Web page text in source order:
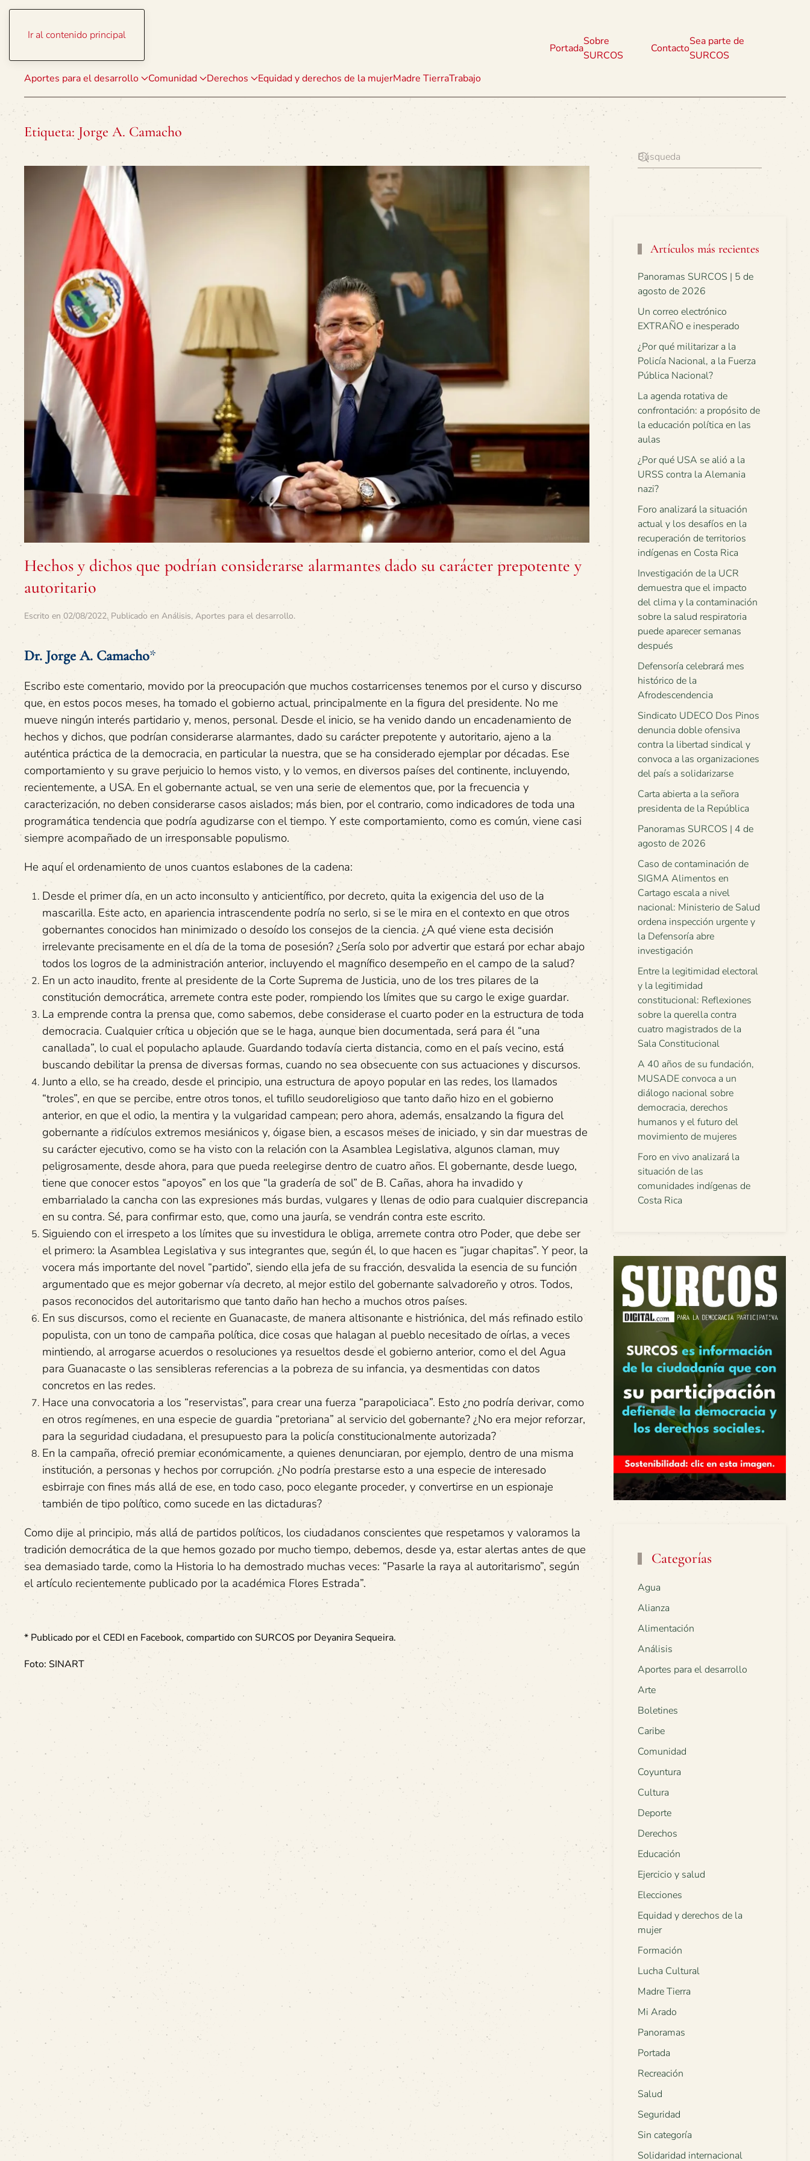
Ir al contenido principal
Aportes para el desarrollo Comunidad Derechos Equidad y derechos de la mujerMadre TierraTrabajo
Portada
Sobre
SURCOS
Contacto
Sea parte de
SURCOS
Etiqueta: Jorge A. Camacho
Hechos y dichos que podrían considerarse alarmantes dado su carácter prepotente y
autoritario
Escrito en02/08/2022. Publicado en Análisis, Aportes para el desarrollo.
Dr. Jorge A. Camacho*
Escribo este comentario, movido por la preocupación que muchos costarricenses tenemos por el curso y discurso
que, en estos pocos meses, ha tomado el gobierno actual, principalmente en la figura del presidente. No me
mueve ningún interés partidario y, menos, personal. Desde el inicio, se ha venido dando un encadenamiento de
hechos y dichos, que podrían considerarse alarmantes, dado su carácter prepotente y autoritario, ajeno a la
auténtica práctica de la democracia, en particular la nuestra, que se ha considerado ejemplar por décadas. Ese
comportamiento y su grave perjuicio lo hemos visto, y lo vemos, en diversos países del continente, incluyendo,
recientemente, a USA. En el gobernante actual, se ven una serie de elementos que, por la frecuencia y
caracterización, no deben considerarse casos aislados; más bien, por el contrario, como indicadores de toda una
programática tendencia que podría agudizarse con el tiempo. Y este comportamiento, como es común, viene casi
siempre acompañado de un irresponsable populismo.
He aquí el ordenamiento de unos cuantos eslabones de la cadena:
Desde el primer día, en un acto inconsulto y anticientífico, por decreto, quita la exigencia del uso de la
mascarilla. Este acto, en apariencia intrascendente podría no serlo, si se le mira en el contexto en que otros
gobernantes conocidos han minimizado o desoído los consejos de la ciencia. ¿A qué viene esta decisión
irrelevante precisamente en el día de la toma de posesión? ¿Sería solo por advertir que estará por echar abajo
todos los logros de la administración anterior, incluyendo el magnífico desempeño en el campo de la salud?
En un acto inaudito, frente al presidente de la Corte Suprema de Justicia, uno de los tres pilares de la
constitución democrática, arremete contra este poder, rompiendo los límites que su cargo le exige guardar.
La emprende contra la prensa que, como sabemos, debe considerase el cuarto poder en la estructura de toda
democracia. Cualquier crítica u objeción que se le haga, aunque bien documentada, será para él “una
canallada”, lo cual el populacho aplaude. Guardando todavía cierta distancia, como en el país vecino, está
buscando debilitar la prensa de diversas formas, cuando no sea obsecuente con sus actuaciones y discursos.
Junto a ello, se ha creado, desde el principio, una estructura de apoyo popular en las redes, los llamados
“troles”, en que se percibe, entre otros tonos, el tufillo seudoreligioso que tanto daño hizo en el gobierno
anterior, en que el odio, la mentira y la vulgaridad campean; pero ahora, además, ensalzando la figura del
gobernante a ridículos extremos mesiánicos y, óigase bien, a escasos meses de iniciado, y sin dar muestras de
su carácter ejecutivo, como se ha visto con la relación con la Asamblea Legislativa, algunos claman, muy
peligrosamente, desde ahora, para que pueda reelegirse dentro de cuatro años. El gobernante, desde luego,
tiene que conocer estos “apoyos” en los que “la gradería de sol” de B. Cañas, ahora ha invadido y
embarrialado la cancha con las expresiones más burdas, vulgares y llenas de odio para cualquier discrepancia
en su contra. Sé, para confirmar esto, que, como una jauría, se vendrán contra este escrito.
Siguiendo con el irrespeto a los límites que su investidura le obliga, arremete contra otro Poder, que debe ser
el primero: la Asamblea Legislativa y sus integrantes que, según él, lo que hacen es “jugar chapitas”. Y peor, la
vocera más importante del novel “partido”, siendo ella jefa de su fracción, desvalida la esencia de su función
argumentado que es mejor gobernar vía decreto, al mejor estilo del gobernante salvadoreño y otros. Todos,
pasos reconocidos del autoritarismo que tanto daño han hecho a muchos otros países.
En sus discursos, como el reciente en Guanacaste, de manera altisonante e histriónica, del más refinado estilo
populista, con un tono de campaña política, dice cosas que halagan al pueblo necesitado de oírlas, a veces
mintiendo, al arrogarse acuerdos o resoluciones ya resueltos desde el gobierno anterior, como el del Agua
para Guanacaste o las sensibleras referencias a la pobreza de su infancia, ya desmentidas con datos
concretos en las redes.
Hace una convocatoria a los “reservistas”, para crear una fuerza “parapoliciaca”. Esto ¿no podría derivar, como
en otros regímenes, en una especie de guardia “pretoriana” al servicio del gobernante? ¿No era mejor reforzar,
para la seguridad ciudadana, el presupuesto para la policía constitucionalmente autorizada?
En la campaña, ofreció premiar económicamente, a quienes denunciaran, por ejemplo, dentro de una misma
institución, a personas y hechos por corrupción. ¿No podría prestarse esto a una especie de interesado
esbirraje con fines más allá de ese, en todo caso, poco elegante proceder, y convertirse en un espionaje
también de tipo político, como sucede en las dictaduras?
Como dije al principio, más allá de partidos políticos, los ciudadanos conscientes que respetamos y valoramos la
tradición democrática de la que hemos gozado por mucho tiempo, debemos, desde ya, estar alertas antes de que
sea demasiado tarde, como la Historia lo ha demostrado muchas veces: “Pasarle la raya al autoritarismo”, según
el artículo recientemente publicado por la académica Flores Estrada”.
* Publicado por el CEDI en Facebook, compartido con SURCOS por Deyanira Sequeira.
Foto: SINART
Artículos más recientes
Panoramas SURCOS | 5 de
agosto de 2026
Un correo electrónico
EXTRAÑO e inesperado
¿Por qué militarizar a la
Policía Nacional, a la Fuerza
Pública Nacional?
La agenda rotativa de
confrontación: a propósito de
la educación política en las
aulas
¿Por qué USA se alió a la
URSS contra la Alemania
nazi?
Foro analizará la situación
actual y los desafíos en la
recuperación de territorios
indígenas en Costa Rica
Investigación de la UCR
demuestra que el impacto
del clima y la contaminación
sobre la salud respiratoria
puede aparecer semanas
después
Defensoría celebrará mes
histórico de la
Afrodescendencia
Sindicato UDECO Dos Pinos
denuncia doble ofensiva
contra la libertad sindical y
convoca a las organizaciones
del país a solidarizarse
Carta abierta a la señora
presidenta de la República
Panoramas SURCOS | 4 de
agosto de 2026
Caso de contaminación de
SIGMA Alimentos en
Cartago escala a nivel
nacional: Ministerio de Salud
ordena inspección urgente y
la Defensoría abre
investigación
Entre la legitimidad electoral
y la legitimidad
constitucional: Reflexiones
sobre la querella contra
cuatro magistrados de la
Sala Constitucional
A 40 años de su fundación,
MUSADE convoca a un
diálogo nacional sobre
democracia, derechos
humanos y el futuro del
movimiento de mujeres
Foro en vivo analizará la
situación de las
comunidades indígenas de
Costa Rica
Categorías
Agua
Alianza
Alimentación
Análisis
Aportes para el desarrollo
Arte
Boletines
Caribe
Comunidad
Coyuntura
Cultura
Deporte
Derechos
Educación
Ejercicio y salud
Elecciones
Equidad y derechos de la
mujer
Formación
Lucha Cultural
Madre Tierra
Mi Arado
Panoramas
Portada
Recreación
Salud
Seguridad
Sin categoría
Solidaridad internacional